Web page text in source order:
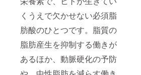
くうえで欠かせない必須脂
肪酸のひとつです。脂質の
脂肪産生を抑制する働きが
あるほか、動脈硬化の予防